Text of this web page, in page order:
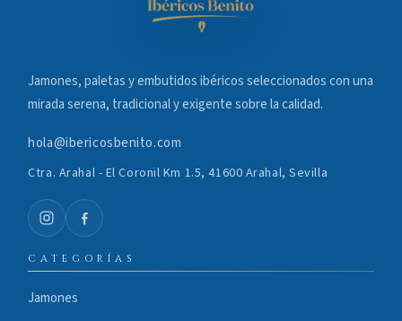
Jamones, paletas y embutidos ibéricos seleccionados con una
mirada serena, tradicional y exigente sobre la calidad.
hola@ibericosbenito.com
Ctra. Arahal - El Coronil Km 1.5, 41600 Arahal, Sevilla
CATEGORÍAS
Jamones